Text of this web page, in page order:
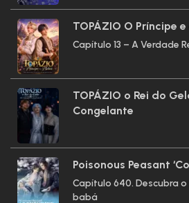
TOPÁZIO O Príncipe e
Capítulo 13 – A Verdade
TOPÁZIO o Rei do
Congelante
Poisonous Peasant
Capítulo 640. Descubra
babá